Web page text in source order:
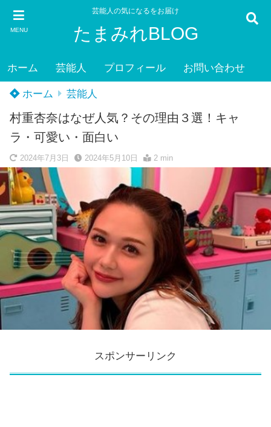
MENU
芸能人の気になるをお届け
たまみれBLOG
ホーム 芸能人 プロフィール お問い合わせ
ホーム 芸能人
村重杏奈はなぜ人気？その理由３選！キャ
ラ・可愛い・面白い
2024年7月3日 2024年5月10日 2 min
スポンサーリンク